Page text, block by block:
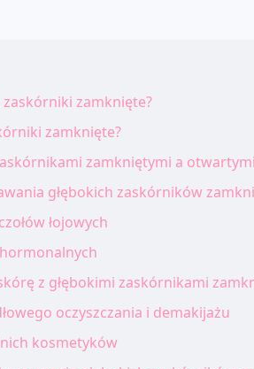
zaskórniki zamknięte?
zamknięte?
zamkniętymi a otwartymi
głębokich zaskórników
łojowych
z głębokimi zaskórnikami
oczyszczania i demakijażu
kosmetyków